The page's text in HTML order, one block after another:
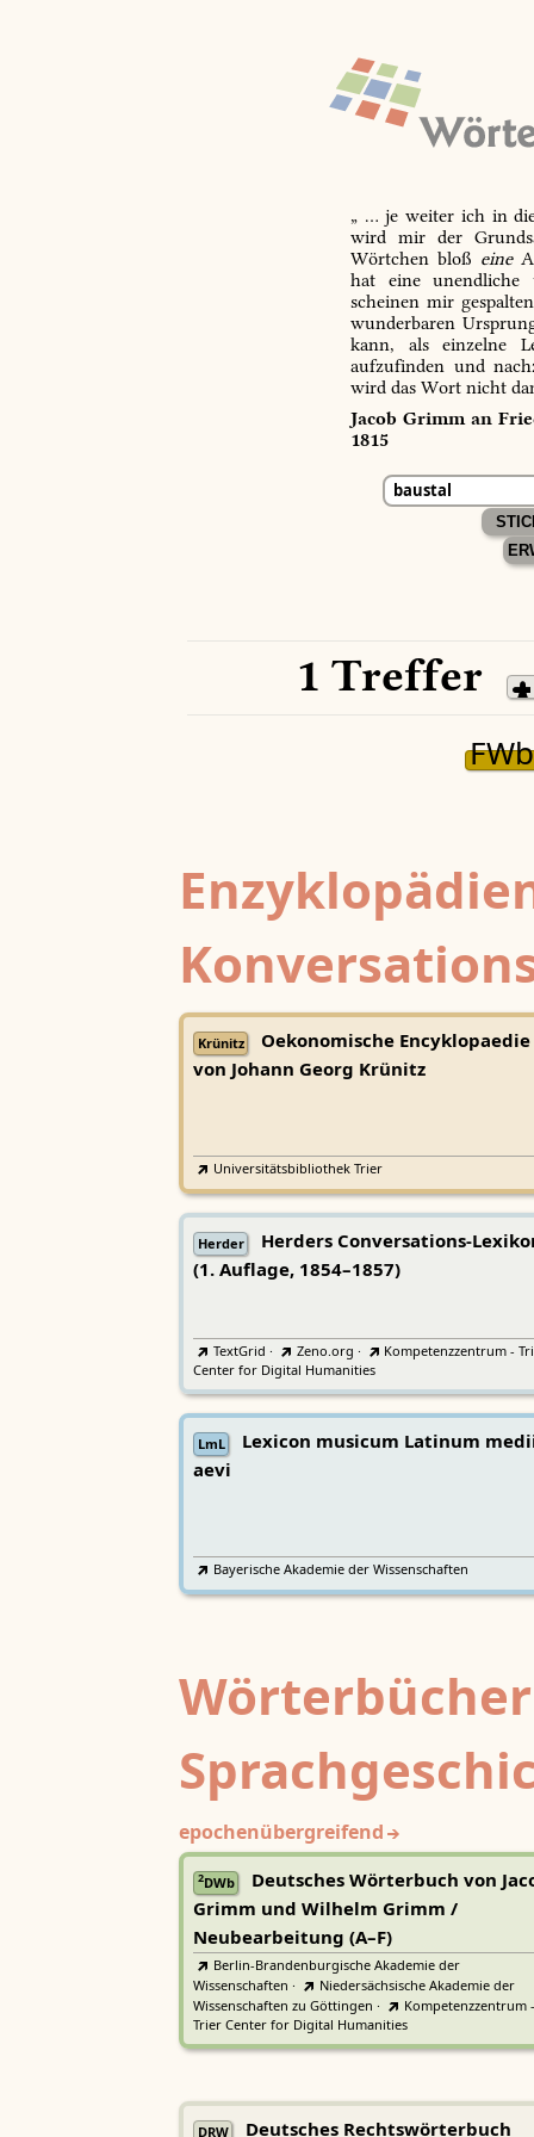
„ … je weiter ich in
wird mir der
Wörtchen bloß eine
hat eine unendliche
scheinen mir
wunderbaren
kann, als einzelne
aufzufinden und
wird das Wort nicht
Jacob Grimm an
1815
1 Treffer
FWb
Krünitz
Oekonomische Encyklopaedie
von Johann Georg Krünitz
Universitätsbibliothek Trier
Herder
Herders Conversations-
(1. Auflage, 1854–1857)
TextGrid · Zeno.org ·
Kompetenzzentrum -
Center for Digital Humanities
LmL
Lexicon musicum Latinum
aevi
Bayerische Akademie der Wissenschaften
epochenübergreifend
2DWb
Deutsches Wörterbuch von
Grimm und Wilhelm Grimm /
Neubearbeitung (A–F)
Berlin-Brandenburgische Akademie der
Wissenschaften ·
Niedersächsische Akademie der
Wissenschaften zu Göttingen ·
Kompetenzzentrum -
Trier Center for Digital Humanities
DRW Deutsches Rechtswörterbuch